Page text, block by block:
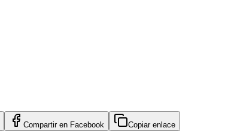
Compartir en Facebook Copiar enlace